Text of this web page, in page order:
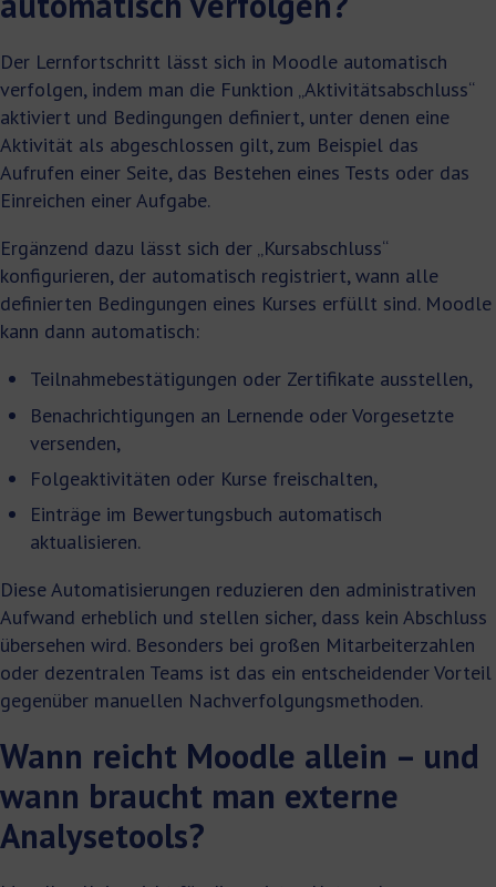
Der Lernfortschritt lässt sich in Moodle automatisch
verfolgen, indem man die Funktion „Aktivitätsabschluss“
aktiviert und Bedingungen definiert, unter denen eine
Aktivität als abgeschlossen gilt, zum Beispiel das
Aufrufen einer Seite, das Bestehen eines Tests oder das
Einreichen einer Aufgabe.
Ergänzend dazu lässt sich der „Kursabschluss“
konfigurieren, der automatisch registriert, wann alle
definierten Bedingungen eines Kurses erfüllt sind. Moodle
kann dann automatisch:
Teilnahmebestätigungen oder Zertifikate ausstellen,
Benachrichtigungen an Lernende oder Vorgesetzte
versenden,
Folgeaktivitäten oder Kurse freischalten,
Einträge im Bewertungsbuch automatisch
aktualisieren.
Diese Automatisierungen reduzieren den administrativen
Aufwand erheblich und stellen sicher, dass kein Abschluss
übersehen wird. Besonders bei großen Mitarbeiterzahlen
oder dezentralen Teams ist das ein entscheidender Vorteil
gegenüber manuellen Nachverfolgungsmethoden.
Wann reicht Moodle allein – und
wann braucht man externe
Analysetools?